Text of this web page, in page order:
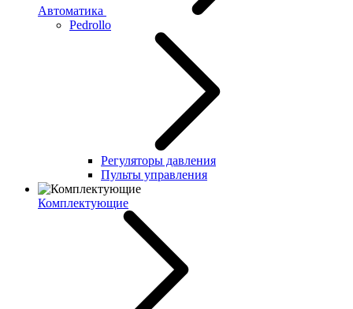
Автоматика
Pedrollo
Регуляторы давления
Пульты управления
Комплектующие